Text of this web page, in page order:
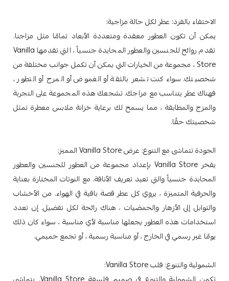
الاحتفاء بالفرد: عطر لكل حالة مزاجية:
يمكن أن تكون العطور معقدة ومتعددة الأبعاد تمامًا مثل مزاجنا.
تقدم روائح للجنسين والعطور المحايدة جنسياً ، التي تقدمها Vanilla
Store ، مجموعة من الخيارات التي يمكن أن تكمل جوانب مختلفة من
شخصيتك. سواء كنت تشعر بالثقة أو الغموض أو المرح أو التطور ،
فهناك عطر يتناسب مع مزاجك. تشجعك هذه المجموعة على التجربة
والمزج والمطابقة ، مما يسمح لك برعاية خزانة ملابس معطرة تمثل
شخصيتك حقًا.
الجودة تتماشى مع التنوع: عرض Vanilla Store المميز:
يفخر Vanilla Store بإعداد مجموعة من العطور للجنسين والعطور
المحايدة جنسياً والتي تعيد تعريف الأناقة. مع النوتات المختارة بعناية
والحرفية المتميزة ، يروي كل عطر قصة باقية في الهواء. من الأخشاب
والتوابل إلى الأزهار والحمضيات ، هناك رائحة لكل تفضيل. إن تعدد
استخدامات هذه العطور يجعلها مناسبة لأي مناسبة ، سواء كان ذلك
يومًا غير رسمي في الخارج ، أو مناسبة رسمية ، أو تجمع حميمي.
الشمولية والتنوع: قلب Vanilla Store: